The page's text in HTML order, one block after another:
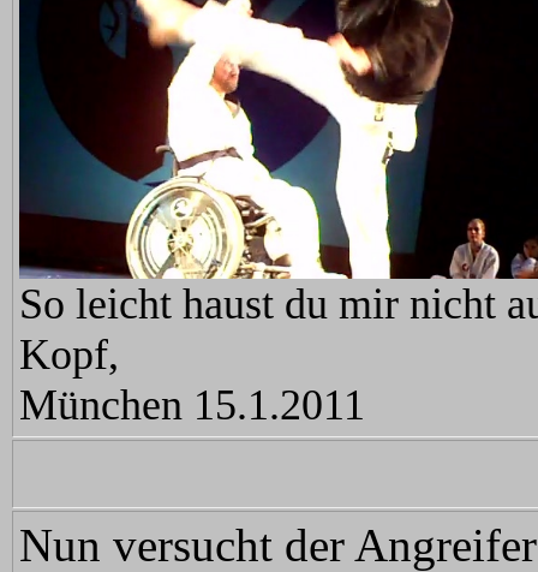
So leicht haust du mir nicht
Kopf,
München 15.1.2011
Nun versucht der